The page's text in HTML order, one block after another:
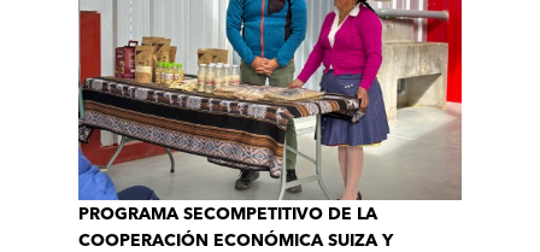
PROGRAMA SECOMPETITIVO DE LA
COOPERACIÓN ECONÓMICA SUIZA Y